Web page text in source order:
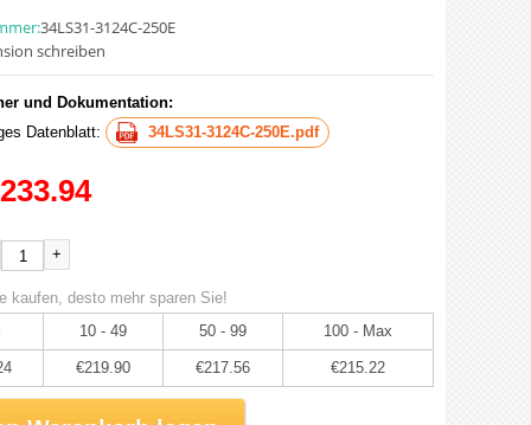
34LS31-3124C-250E
schreiben
und Dokumentation:
Datenblatt:
34LS31-3124C-250E.pdf
+
kaufen, desto mehr sparen Sie!
10 - 49 50 - 99 100 - Max
€219.90 €217.56 €215.22